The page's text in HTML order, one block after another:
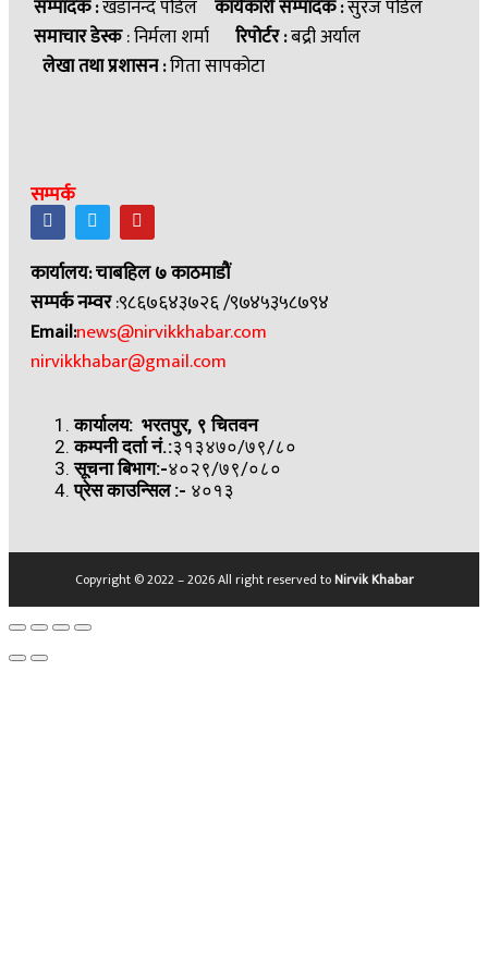
सम्पादक :खडानन्द पौडेल कार्यकारी सम्पादक :सुरज पौडेल
समाचार डेस्क: निर्मला शर्मा रिपोर्टर :बद्री अर्याल
लेखा तथा प्रशासन :गिता सापकोटा
सम्पर्क
कार्यालय: चाबहिल ७ काठमाडौं
सम्पर्क नम्वर:९८६७६४३७२६ /९७४५३५८७९४
Email:news@nirvikkhabar.com
nirvikkhabar@gmail.com
कार्यालय: भरतपुर, ९ चितवन
कम्पनी दर्ता नं.:३१३४७०/७९/८०
सूचना बिभाग:-४०२९/७९/०८०
प्रेस काउन्सिल:- ४०१३
Copyright © 2022 – 2026 All right reserved toNirvik Khabar